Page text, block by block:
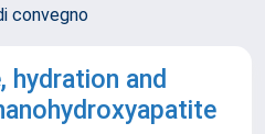
convegno
hydration and